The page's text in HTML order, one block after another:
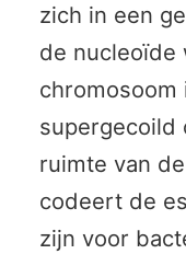
zich in een
de nucleoïde
chromosoom
supergecoild
ruimte van
codeert de
zijn voor